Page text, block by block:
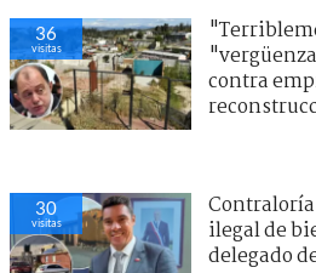
36
visitas
contra
30
visitas
ilegal de
delegado